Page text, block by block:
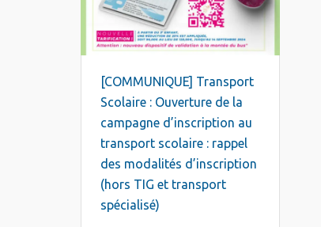
[COMMUNIQUE] Transport
Scolaire : Ouverture de la
campagne d’inscription au
transport scolaire : rappel
des modalités d’inscription
(hors TIG et transport
spécialisé)